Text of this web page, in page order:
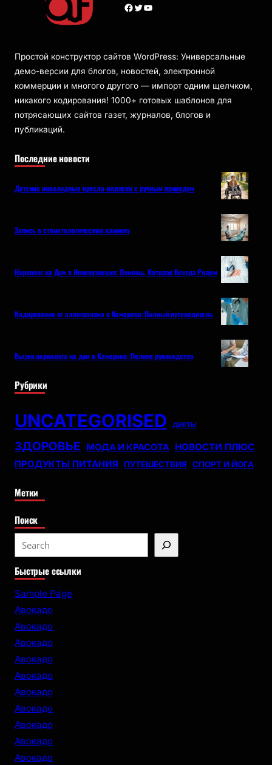
Facebook Twitter YouTube
Простой конструктор сайтов WordPress: Универсальные
демо-версии для блогов, новостей, электронной
коммерции и многого другого — импорт одним щелчком,
никакого кодирования! 1000+ готовых шаблонов для
потрясающих сайтов газет, журналов, блогов и
публикаций.
Последние новости
Детские инвалидные кресла-коляски с ручным приводом
Запись в стоматологическую клинику
Нарколог на Дом в Новокузнецке: Помощь, Которая Всегда Рядом
Кодирование от алкоголизма в Кемерово: Полный путеводитель
Вызов нарколога на дом в Кемерово: Полное руководство
Рубрики
UNCATEGORISED ДИЕТЫ
ЗДОРОВЬЕ МОДА И КРАСОТА НОВОСТИ ПЛЮС
ПРОДУКТЫ ПИТАНИЯ
ПУТЕШЕСТВИЯ СПОРТ И ЙОГА
Метки
Поиск
e
a
r
Быстрые ссылки
Sample Page
Авокадо
Авокадо
Авокадо
Авокадо
Авокадо
Авокадо
Авокадо
Авокадо
Авокадо
Авокадо